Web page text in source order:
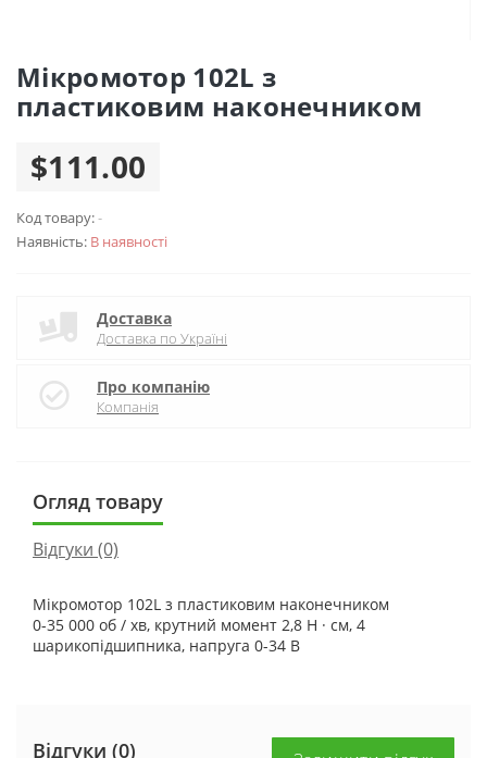
Мікромотор 102L з
пластиковим наконечником
$111.00
Код товару:-
Наявність: В наявності
Доставка
Доставка по Україні
Про компанію
Компанія
Огляд товару
Відгуки (0)
Мікромотор 102L з пластиковим наконечником
0-35 000 об / хв, крутний момент 2,8 Н · см, 4
шарикопідшипника, напруга 0-34 В
Відгуки (0)